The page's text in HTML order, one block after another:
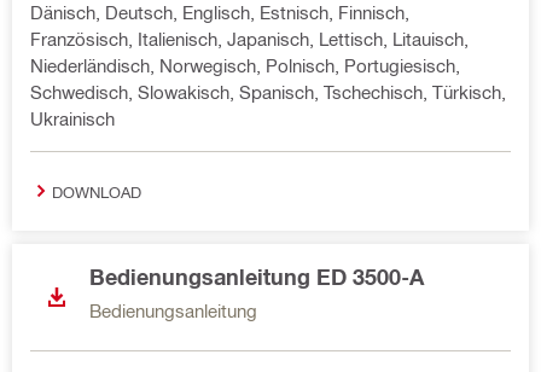
Dänisch, Deutsch, Englisch, Estnisch, Finnisch,
Französisch, Italienisch, Japanisch, Lettisch, Litauisch,
Niederländisch, Norwegisch, Polnisch, Portugiesisch,
Schwedisch, Slowakisch, Spanisch, Tschechisch, Türkisch,
Ukrainisch
DOWNLOAD
Bedienungsanleitung ED 3500-A
Bedienungsanleitung